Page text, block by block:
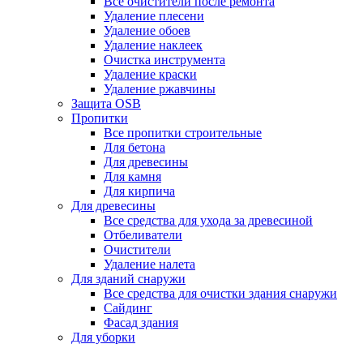
Удаление плесени
Удаление обоев
Удаление наклеек
Очистка инструмента
Удаление краски
Удаление ржавчины
Защита OSB
Пропитки
Все пропитки строительные
Для бетона
Для древесины
Для камня
Для кирпича
Для древесины
Все средства для ухода за древесиной
Отбеливатели
Очистители
Удаление налета
Для зданий снаружи
Все средства для очистки здания снаружи
Сайдинг
Фасад здания
Для уборки